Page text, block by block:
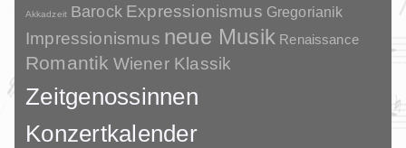
Akkadzeit Barock Expressionismus Gregorianik
Impressionismus neue Musik Renaissance
Romantik Wiener Klassik
Zeitgenossinnen
Konzertkalender